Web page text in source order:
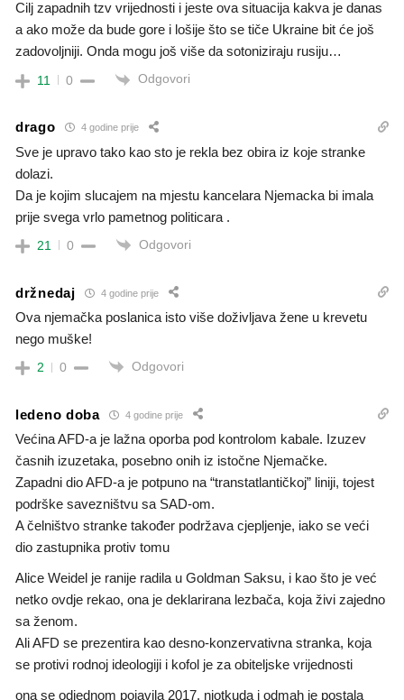
Cilj zapadnih tzv vrijednosti i jeste ova situacija kakva je danas
a ako može da bude gore i lošije što se tiče Ukraine bit će još
zadovoljniji. Onda mogu još više da sotoniziraju rusiju…
11 0 Odgovori
drago 4 godine prije
Sve je upravo tako kao sto je rekla bez obira iz koje stranke
dolazi.
Da je kojim slucajem na mjestu kancelara Njemacka bi imala
prije svega vrlo pametnog politicara .
21 0 Odgovori
držnedaj 4 godine prije
Ova njemačka poslanica isto više doživljava žene u krevetu
nego muške!
2 0 Odgovori
ledeno doba 4 godine prije
Većina AFD-a je lažna oporba pod kontrolom kabale. Izuzev
časnih izuzetaka, posebno onih iz istočne Njemačke.
Zapadni dio AFD-a je potpuno na “transtatlantičkoj” liniji, tojest
podrške savezništvu sa SAD-om.
A čelništvo stranke također podržava cjepljenje, iako se veći
dio zastupnika protiv tomu
Alice Weidel je ranije radila u Goldman Saksu, i kao što je već
netko ovdje rekao, ona je deklarirana lezbača, koja živi zajedno
sa ženom.
Ali AFD se prezentira kao desno-konzervativna stranka, koja
se protivi rodnoj ideologiji i kofol je za obiteljske vrijednosti
ona se odjednom pojavila 2017. niotkuda i odmah je postala